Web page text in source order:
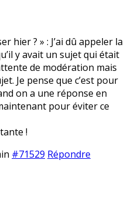
hier ? » : J’ai dû appeler la
y avait un sujet qui était
de modération mais
Je pense que c’est pour
on a une réponse en
pour éviter ce
!
#71529 Répondre